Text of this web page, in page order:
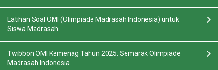
Latihan Soal OMI (Olimpiade Madrasah Indonesia) untuk
Siswa Madrasah
Twibbon OMI Kemenag Tahun 2025: Semarak Olimpiade
Madrasah Indonesia